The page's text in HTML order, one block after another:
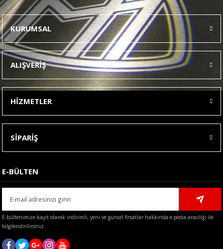
Bu ürünün fiyat bilgisi, resim, ürün açıklamalarında ve diğer
konularda yetersiz gördüğünüz noktaları öneri formunu kullanarak
tarafımıza iletebilirsiniz.
Görüş ve önerileriniz için teşekkür ederiz.
Ürün resmi kalitesiz, bozuk veya görüntülenemiyor.
Ürün açıklamasında eksik bilgiler bulunuyor.
Ürün bilgilerinde hatalar bulunuyor.
Ürün fiyatı diğer sitelerden daha pahalı.
Bu ürüne benzer farklı alternatifler olmalı.
Gönder
KURUMSAL
ALIŞVERİŞ
HİZMETLER
SİPARİŞ
E-BÜLTEN
E-bültenimize kayıt olarak indirimli, yeni ve güncel fırsatlar hakkında e-posta aracılığı ile
bilgilendirilirsiniz.